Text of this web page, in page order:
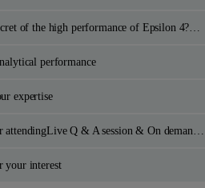
performance
expertise
your interest